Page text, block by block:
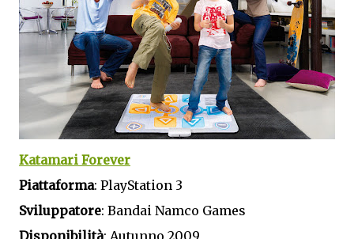
Katamari Forever
Piattaforma: PlayStation 3
Sviluppatore: Bandai Namco Games
Disponibilità: Autunno 2009